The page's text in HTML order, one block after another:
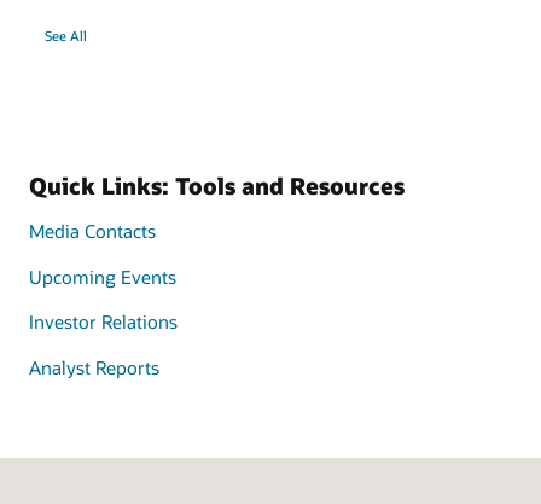
See All
Quick Links: Tools and Resources
Media Contacts
Upcoming Events
Investor Relations
Analyst Reports